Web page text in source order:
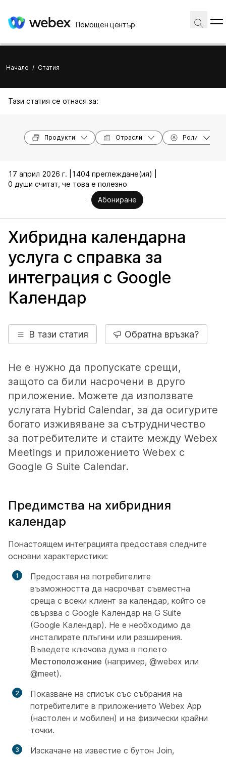
Помощен център
Начало / Статия
Тази статия се отнася за:
Продукти Отрасли Роли
17 април 2026 г. |
1404 преглеждане(ия) |
0 души считат, че това е полезно
Абониране
Хибридна календарна
услуга с справка за
интеграция с Google
Календар
В тази статия Обратна връзка?
Не е нужно да пропускате срещи,
защото са били насрочени в друго
приложение. Можете да използвате
услугата Hybrid Calendar, за да осигурите
богато изживяване за сътрудничество
за потребителите и стаите между Webex
Meetings и приложението Webex с
Google G Suite Calendar.
Предимства на хибридния
календар
Понастоящем интеграцията предоставя следните
основни характеристики:
Предоставя на потребителите
възможността да насрочват съвместна
среща с всеки клиент за календар, който се
свързва с Google Календар на G Suite
(Google Календар). Не е необходимо да
инсталирате плъгини или разширения.
Въведете ключова дума в полето
Местоположение (например, @webex или
@meet).
Показване на списък със събрания на
потребителите в приложението Webex App
(настолен и мобилен) и на физически крайни
точки.
Изскачане на известие с бутон Join,